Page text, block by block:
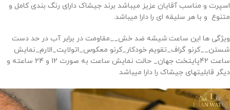
اسپرت و مناسب آقایان عزیز میباشد برند جیشاک دارای رنگ بندی کامل و
متنوع و با هر سلیقه ای را دارا میباشد.
ویژگی ها این ساعت:شیشه ضد خش__مقاومت در برابر آب در حد دست
شستن__کرنو گراف_تقویم خودکار_کرنو معکوس_اتولایت_الارم_نمایش
ساعت 42پایتخت جهان_ حالت نمایش ساعت به صورت 12 و 24 ساعته و
دیگر قابلیتهای جیشاک را دارا میباشد